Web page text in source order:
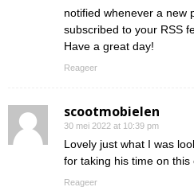
notified whenever a new
subscribed to your RSS
Have a great day!
Reageer
scootmobielen
30 mei 2022 at 10:39 pm
Lovely just what I was
for taking his time on this
Reageer